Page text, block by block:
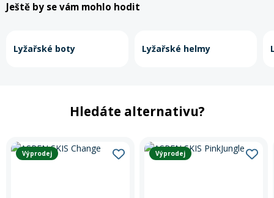
Ještě by se vám mohlo hodit
Lyžařské boty Lyžařské helmy
Hledáte alternativu?
Výprodej Výprodej